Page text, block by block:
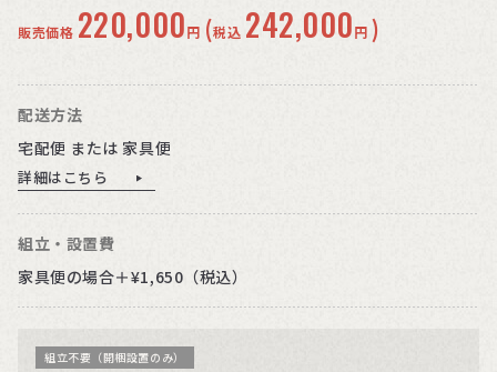
販売価格 220,000円 (税込 242,000円 )
配送方法
宅配便 または 家具便
詳細はこちら
組立・設置費
家具便の場合＋¥1,650（税込）
組立不要（開梱設置のみ）